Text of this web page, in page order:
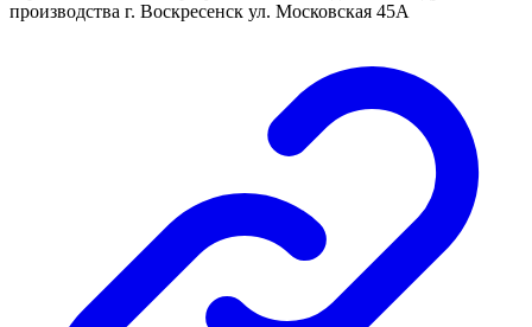
производства г. Воскресенск ул. Московская 45А